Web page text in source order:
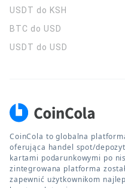
USDT do KSH
BTC do USD
USDT do USD
CoinCola to globalna
oferująca handel spot/
kartami podarunkowymi po
zintegrowana platforma
zapewnić użytkownikom